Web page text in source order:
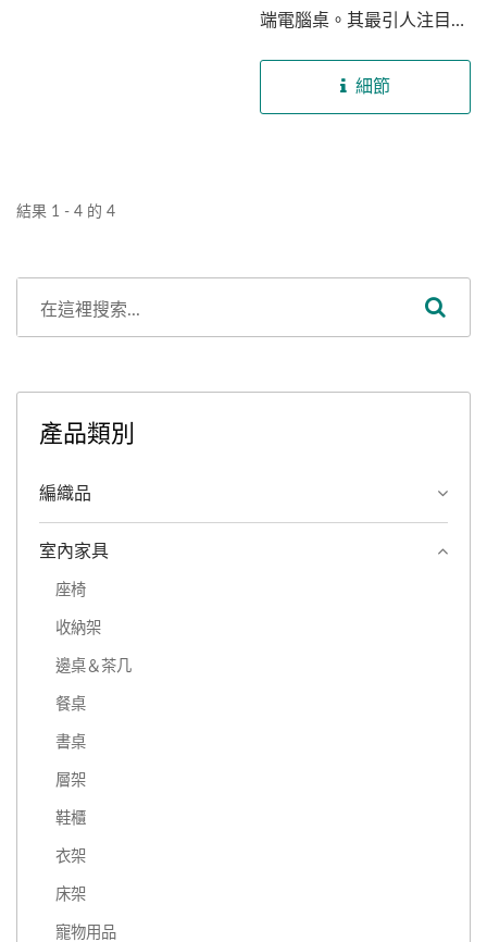
端電腦桌。其最引人注目的
細節
結果 1 - 4 的 4
產品類別
編織品
室內家具
座椅
收納架
邊桌＆茶几
餐桌
書桌
層架
鞋櫃
衣架
床架
寵物用品